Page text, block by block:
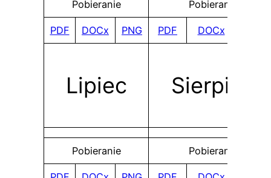
Pobieranie Pobieranie
PDF DOCx PNG PDF DOCx
Lipiec Sierpień
Pobieranie Pobieranie